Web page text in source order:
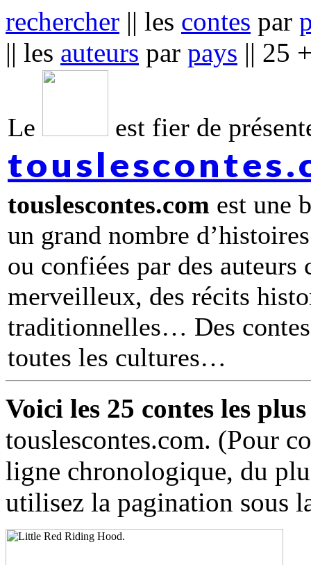
rechercher || les contes par
|| les auteurs par pays || 25
Le est fier de
touslescontes.com est une
un grand nombre
ou confiées par des
merveilleux, des récits
traditionnelles… Des
toutes les cultures
Voici les 25 contes les
touslescontes.com. (Pour
ligne chronologique, du
utilisez la pagination sous